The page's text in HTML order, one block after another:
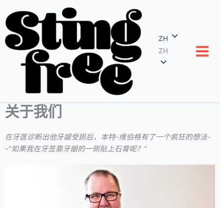
至
内
容
ZH
ZH
关于我们
在牙医诊断出他牙龈受损后，本特-维伯格有了一个疯狂的想法-
-”如果我在牙签靠牙龈的一侧贴上石膏呢？”